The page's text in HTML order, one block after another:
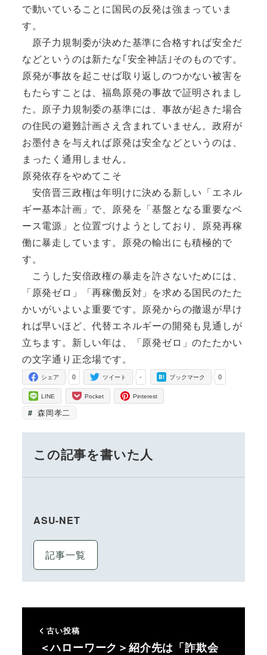
で動いていることに国民の反発は強まっていま
す。
原子力規制委が決めた基準に合格すれば安全だ
などというのは新たな｢安全神話｣そのものです。
原発が事故を起こせば取り返しのつかない被害を
もたらすことは、福島原発の事故で証明されまし
た。原子力規制委の基準には、事故が起きた場合
の住民の避難計画さえ含まれていません。政府が
お墨付きを与えれば原発は安全などというのは、
まったく通用しません。
原発依存をやめてこそ
安倍晋三政権は年明けに決める新しい「エネル
ギー基本計画」で、原発を「基盤となる重要なベ
ース電源」と位置づけようとしており、原発再稼
働に暴走しています。原発の輸出にも積極的で
す。
こうした安倍政権の暴走を許さないためには、
「原発ゼロ」「再稼働反対」を求める国民のたた
かいがいよいよ重要です。原発からの撤退が早け
れば早いほど、代替エネルギーの開発も見通しが
立ちます。新しい年は、「原発ゼロ」のたたかい
の文字通り正念場です。
0
シェア -
ツイート 0
ブックマーク
LINE Pocket Pinterest
森岡孝二
この記事を書いた人
ASU-NET
記事一覧
古い投稿
＜ハローワーク＞紹介先は「詐欺会